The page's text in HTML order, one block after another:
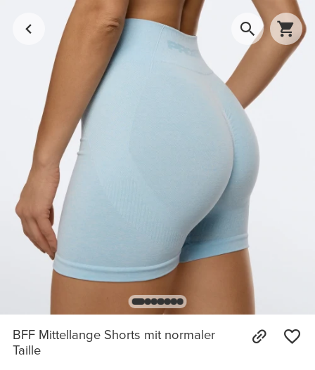
BFF Mittellange Shorts mit normaler
Taille